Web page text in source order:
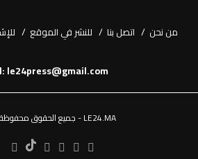
من نحن اتصل بنا للنشر في الموقع
le24press@gmail.com
LE24.MA - جميع الحقوق محفوظة © 2024